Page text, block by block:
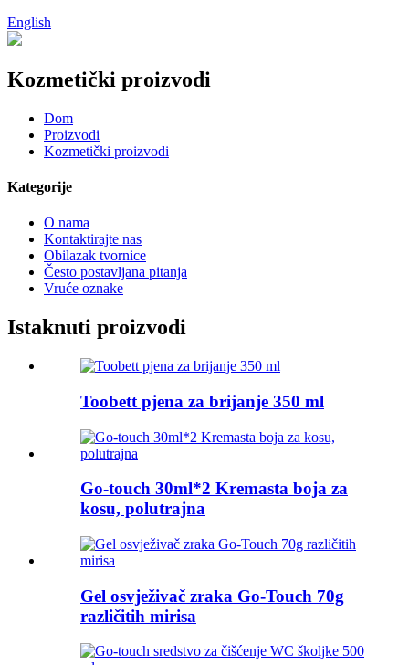
English
Kozmetički proizvodi
Dom
Proizvodi
Kozmetički proizvodi
Kategorije
O nama
Kontaktirajte nas
Obilazak tvornice
Često postavljana pitanja
Vruće oznake
Istaknuti proizvodi
Toobett pjena za brijanje 350 ml
Go-touch 30ml*2 Kremasta boja za
kosu, polutrajna
Gel osvježivač zraka Go-Touch 70g
različitih mirisa